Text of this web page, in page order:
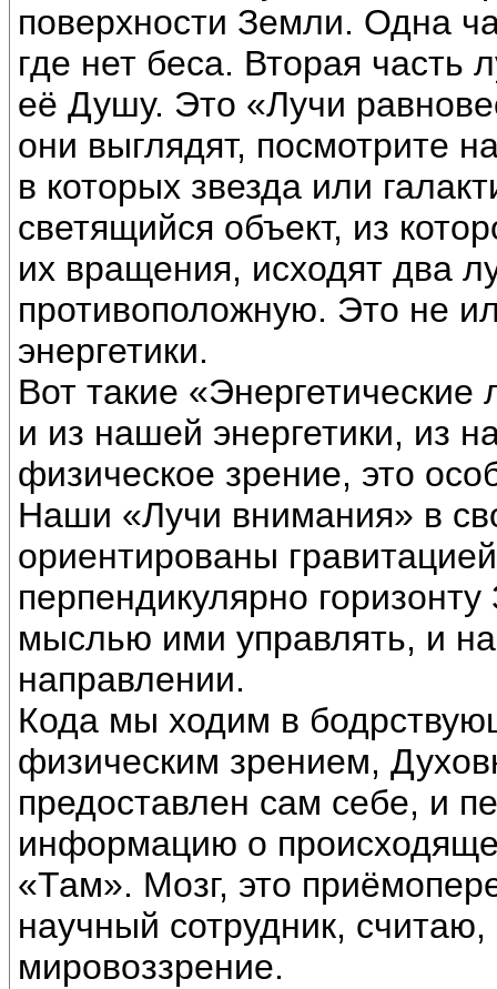
поверхности Земли. Одна
где нет беса. Вторая часть
её Душу. Это «Лучи
они выглядят, посмотрите
в которых звезда или
светящийся объект, из
их вращения, исходят два
противоположную. Это не
энергетики.
Вот такие
и из нашей энергетики, из
физическое зрение, это
Наши «Лучи внимания» в
ориентированы
перпендикулярно
мыслью ими управлять, и
направлении.
Кода мы ходим в
физическим зрением,
предоставлен сам себе, и
информацию о
«Там». Мозг, это
научный сотрудник,
мировоззрение.